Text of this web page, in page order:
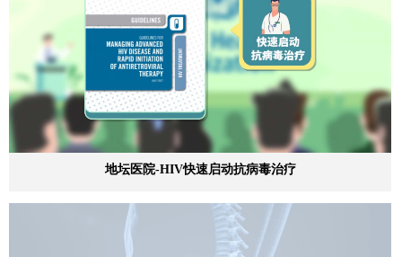
地坛医院-HIV快速启动抗病毒治疗